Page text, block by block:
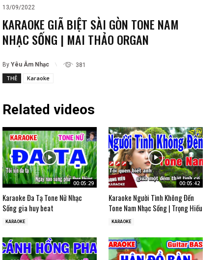
13/09/2022
KARAOKE GIÃ BIỆT SÀI GÒN TONE NAM
NHẠC SỐNG | MAI THẢO ORGAN
By Yêu Âm Nhạc 381
THẺ Karaoke
Related videos
00:05:29
Karaoke Đa Tạ Tone Nữ Nhạc
Sống gia huy beat
KARAOKE
00:05:42
Karaoke Người Tình Không Đến
Tone Nam Nhạc Sống | Trọng Hiếu
KARAOKE